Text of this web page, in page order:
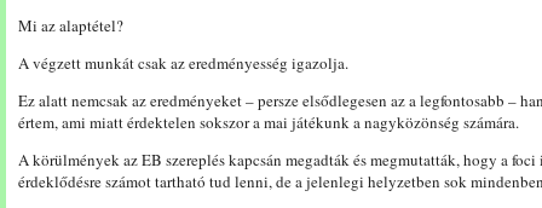
Mi az alaptétel?
A végzett munkát csak az eredményesség igazolja.
Ez alatt nemcsak az eredményeket – persze elsődlegesen az a legfontosabb –
értem, ami miatt érdektelen sokszor a mai játékunk a nagyközönség számára.
A körülmények az EB szereplés kapcsán megadták és megmutatták, hogy a foci
érdeklődésre számot tartható tud lenni, de a jelenlegi helyzetben sok